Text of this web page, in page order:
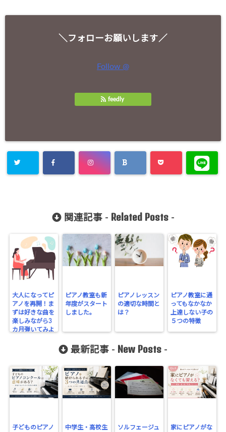
＼フォローお願いします／
Follow @
feedly
関連記事 - Related Posts-
大人になってピ
アノを再開！ま
ずは好きな曲を
楽しみながら3
カ月弾いてみよ
ピアノ教室も新
年度がスタート
しました。
ピアノレッスン
の適切な時間と
は？
ピアノ教室に通
ってもなかなか
上達しない子の
５つの特徴
最新記事 - New Posts -
子どものピアノ
中学生・高校生
ソルフェージュ
家にピアノがな